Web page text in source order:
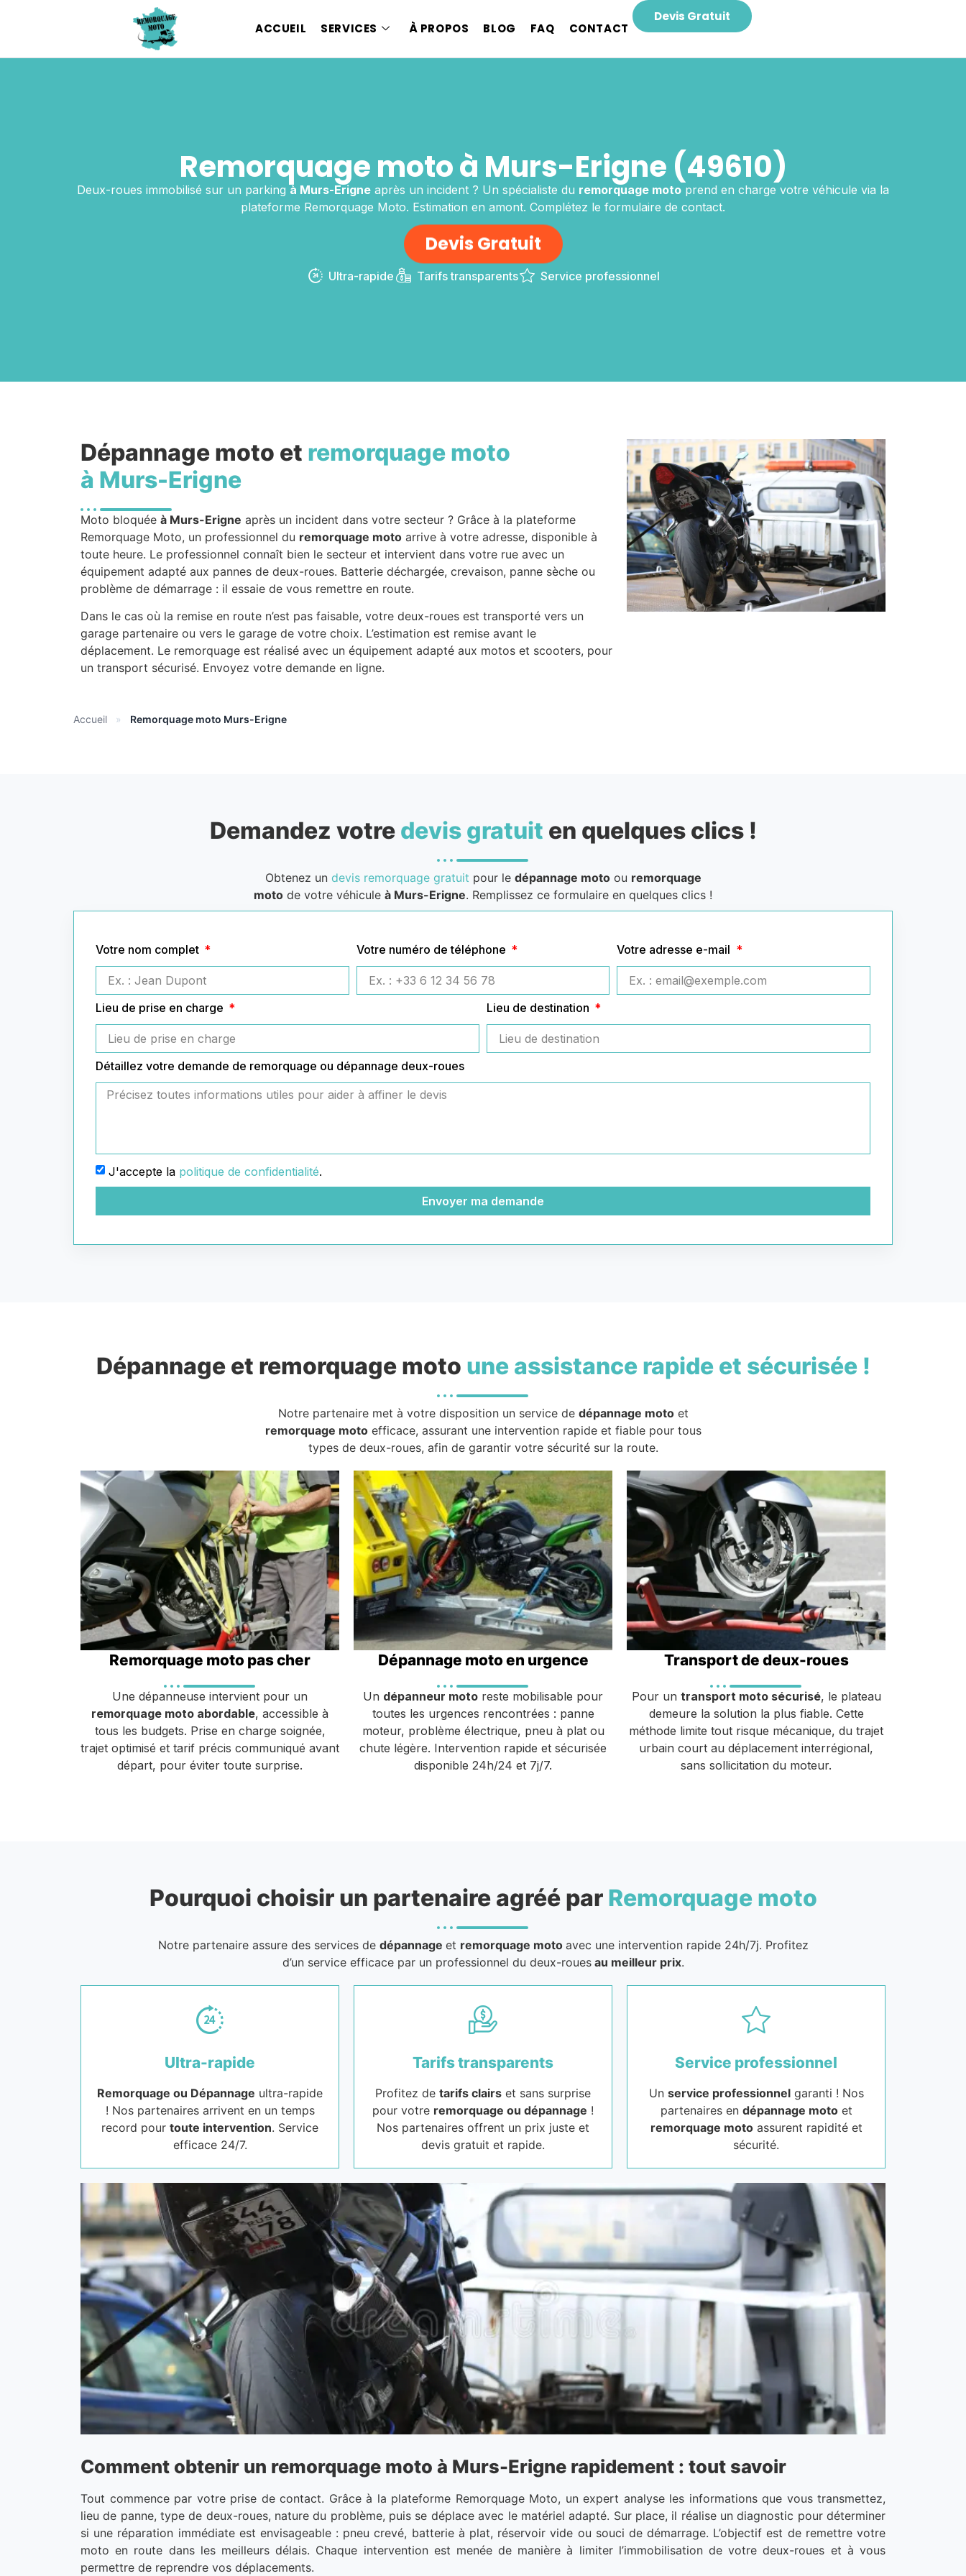
ACCUEIL SERVICES À PROPOS BLOG FAQ CONTACT
Devis Gratuit
Remorquage moto à Murs-Erigne (49610)
Deux-roues immobilisé sur un parking à Murs-Erigne après un incident ? Un spécialiste du remorquage moto prend en charge votre véhicule via la
plateforme Remorquage Moto. Estimation en amont. Complétez le formulaire de contact.
Devis Gratuit
Ultra-rapide Tarifs transparents Service professionnel
Dépannage moto et remorquage moto
à Murs-Erigne
Moto bloquée à Murs-Erigne après un incident dans votre secteur ? Grâce à la plateforme
Remorquage Moto, un professionnel du remorquage moto arrive à votre adresse, disponible à
toute heure. Le professionnel connaît bien le secteur et intervient dans votre rue avec un
équipement adapté aux pannes de deux-roues. Batterie déchargée, crevaison, panne sèche ou
problème de démarrage : il essaie de vous remettre en route.
Dans le cas où la remise en route n’est pas faisable, votre deux-roues est transporté vers un
garage partenaire ou vers le garage de votre choix. L’estimation est remise avant le
déplacement. Le remorquage est réalisé avec un équipement adapté aux motos et scooters, pour
un transport sécurisé. Envoyez votre demande en ligne.
Accueil » Remorquage moto Murs-Erigne
Demandez votre devis gratuit en quelques clics !
Obtenez un devis remorquage gratuit pour le dépannage motoou remorquage
moto de votre véhicule à Murs-Erigne. Remplissez ce formulaire en quelques clics !
Votre nom complet Votre numéro de téléphone Votre adresse e-mail
Lieu de prise en charge Lieu de destination
Détaillez votre demande de remorquage ou dépannage deux-roues
J'accepte la politique de confidentialité.
Envoyer ma demande
Dépannage et remorquage moto une assistance rapide et sécurisée !
Notre partenaire met à votre disposition un service de dépannage motoet
remorquage motoefficace, assurant une intervention rapide et fiable pour tous
types de deux-roues, afin de garantir votre sécurité sur la route.
Remorquage moto pas cher
Une dépanneuse intervient pour un
remorquage moto abordable, accessible à
tous les budgets. Prise en charge soignée,
trajet optimisé et tarif précis communiqué avant
départ, pour éviter toute surprise.
Dépannage moto en urgence
Un dépanneur moto reste mobilisable pour
toutes les urgences rencontrées : panne
moteur, problème électrique, pneu à plat ou
chute légère. Intervention rapide et sécurisée
disponible 24h/24 et 7j/7.
Transport de deux-roues
Pour un transport moto sécurisé, le plateau
demeure la solution la plus fiable. Cette
méthode limite tout risque mécanique, du trajet
urbain court au déplacement interrégional,
sans sollicitation du moteur.
Pourquoi choisir un partenaire agréé par Remorquage moto
Notre partenaire assure des services de dépannage et remorquage moto avec une intervention rapide 24h/7j. Profitez
d’un service efficace par un professionnel du deux-rouesau meilleur prix.
Ultra-rapide
Remorquage ou Dépannage ultra-rapide
! Nos partenaires arrivent en un temps
record pour toute intervention. Service
efficace 24/7.
Tarifs transparents
Profitez de tarifs clairs et sans surprise
pour votre remorquage ou dépannage !
Nos partenaires offrent un prix juste et
devis gratuit et rapide.
Service professionnel
Un service professionnelgaranti ! Nos
partenaires en dépannage motoet
remorquage motoassurent rapidité et
sécurité.
Comment obtenir un remorquage moto à Murs-Erigne rapidement : tout savoir
Tout commence par votre prise de contact. Grâce à la plateforme Remorquage Moto, un expert analyse les informations que vous transmettez,
lieu de panne, type de deux-roues, nature du problème, puis se déplace avec le matériel adapté. Sur place, il réalise un diagnostic pour déterminer
si une réparation immédiate est envisageable : pneu crevé, batterie à plat, réservoir vide ou souci de démarrage. L’objectif est de remettre votre
moto en route dans les meilleurs délais. Chaque intervention est menée de manière à limiter l’immobilisation de votre deux-roues et à vous
permettre de reprendre vos déplacements.